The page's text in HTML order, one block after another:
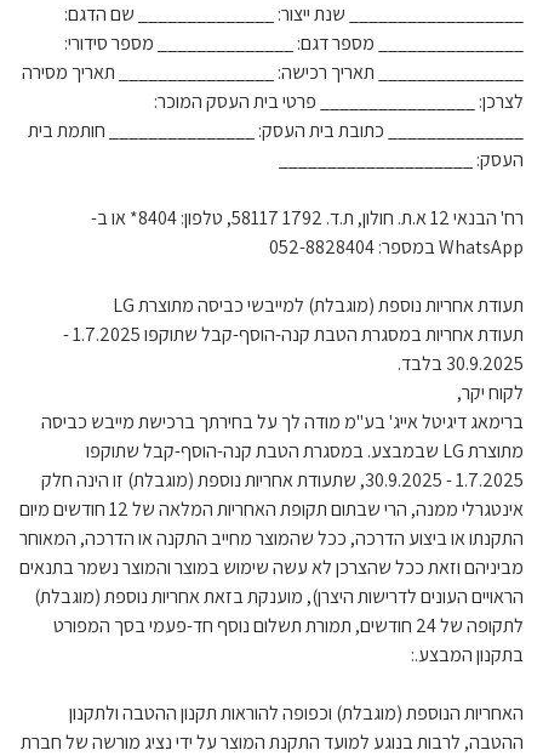
__________________ שנת ייצור: ______________ שם הדגם:
_______________ מספר דגם: ______________ מספר סידורי:
_______________ תאריך רכישה: ________________ תאריך מסירה
לצרכן: ________________ פרטי בית העסק המוכר:
______________ כתובת בית העסק: _______________ חותמת בית
העסק: ____________________
רח' הבנאי 12 א.ת. חולון, ת.ד. 1792 58117, טלפון: 8404* או ב-
WhatsApp במספר: 052-8828404
תעודת אחריות נוספת (מוגבלת) למייבשי כביסה מתוצרת LG
תעודת אחריות במסגרת הטבת קנה-הוסף-קבל שתוקפו 1.7.2025 -
30.9.2025 בלבד.
לקוח יקר,
ברימאג דיגיטל אייג' בע"מ מודה לך על בחירתך ברכישת מייבש כביסה
מתוצרת LG שבמבצע. במסגרת הטבת קנה-הוסף-קבל שתוקפו
1.7.2025 - 30.9.2025, שתעודת אחריות נוספת (מוגבלת) זו הינה חלק
אינטגרלי ממנה, הרי שבתום תקופת האחריות המלאה של 12 חודשים מיום
התקנתו או ביצוע הדרכה, ככל שהמוצר מחייב התקנה או הדרכה, המאוחר
מביניהם וזאת ככל שהצרכן לא עשה שימוש במוצר והמוצר נשמר בתנאים
הראויים העונים לדרישות היצרן), מוענקת בזאת אחריות נוספת (מוגבלת)
לתקופה של 24 חודשים, תמורת תשלום נוסף חד-פעמי בסך המפורט
בתקנון המבצע.:
האחריות הנוספת (מוגבלת) וכפופה להוראות תקנון ההטבה ולתקנון
ההטבה, לרבות בנוגע למועד התקנת המוצר על ידי נציג מורשה של חברת